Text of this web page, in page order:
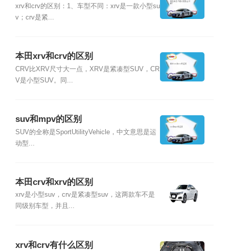
xrv和crv的区别：1、车型不同：xrv是一款小型su
v；crv是紧...
本田xrv和crv的区别
CRV比XRV尺寸大一点，XRV是紧凑型SUV，CR
V是小型SUV。同...
suv和mpv的区别
SUV的全称是SportUtilityVehicle，中文意思是运
动型...
本田crv和xrv的区别
xrv是小型suv，crv是紧凑型suv，这两款车不是
同级别车型，并且...
xrv和crv有什么区别